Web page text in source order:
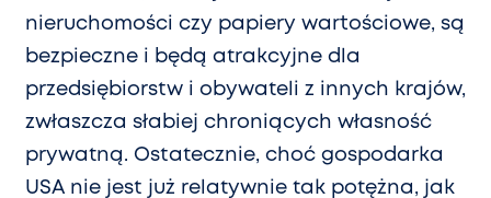
nieruchomości czy papiery wartościowe, są
bezpieczne i będą atrakcyjne dla
przedsiębiorstw i obywateli z innych krajów,
zwłaszcza słabiej chroniących własność
prywatną. Ostatecznie, choć gospodarka
USA nie jest już relatywnie tak potężna, jak